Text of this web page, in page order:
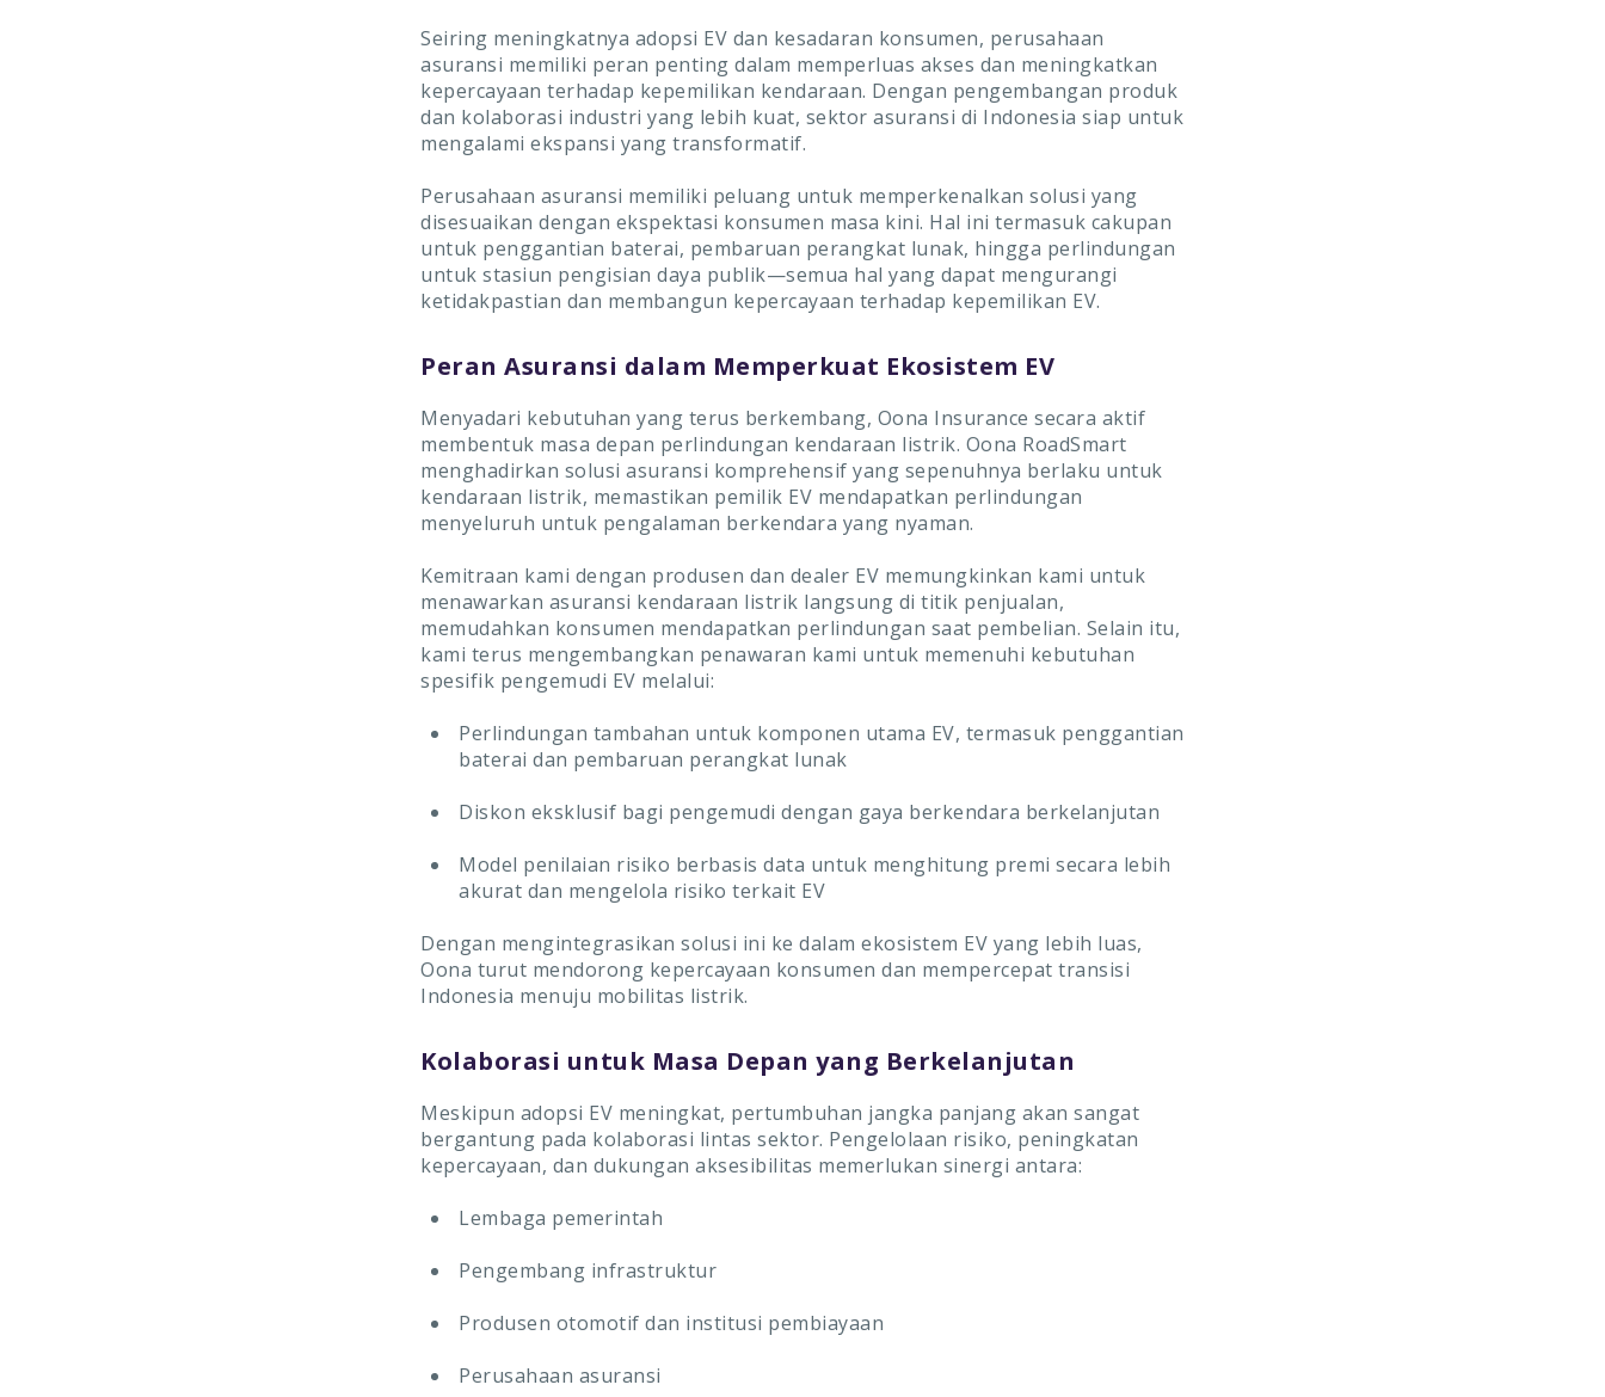
Seiring meningkatnya adopsi EV dan kesadaran konsumen, perusahaan
asuransi memiliki peran penting dalam memperluas akses dan meningkatkan
kepercayaan terhadap kepemilikan kendaraan. Dengan pengembangan produk
dan kolaborasi industri yang lebih kuat, sektor asuransi di Indonesia siap untuk
mengalami ekspansi yang transformatif.
Perusahaan asuransi memiliki peluang untuk memperkenalkan solusi yang
disesuaikan dengan ekspektasi konsumen masa kini. Hal ini termasuk cakupan
untuk penggantian baterai, pembaruan perangkat lunak, hingga perlindungan
untuk stasiun pengisian daya publik—semua hal yang dapat mengurangi
ketidakpastian dan membangun kepercayaan terhadap kepemilikan EV.
Peran Asuransi dalam Memperkuat Ekosistem EV
Menyadari kebutuhan yang terus berkembang, Oona Insurance secara aktif
membentuk masa depan perlindungan kendaraan listrik. Oona RoadSmart
menghadirkan solusi asuransi komprehensif yang sepenuhnya berlaku untuk
kendaraan listrik, memastikan pemilik EV mendapatkan perlindungan
menyeluruh untuk pengalaman berkendara yang nyaman.
Kemitraan kami dengan produsen dan dealer EV memungkinkan kami untuk
menawarkan asuransi kendaraan listrik langsung di titik penjualan,
memudahkan konsumen mendapatkan perlindungan saat pembelian. Selain itu,
kami terus mengembangkan penawaran kami untuk memenuhi kebutuhan
spesifik pengemudi EV melalui:
Perlindungan tambahan untuk komponen utama EV, termasuk penggantian
baterai dan pembaruan perangkat lunak
Diskon eksklusif bagi pengemudi dengan gaya berkendara berkelanjutan
Model penilaian risiko berbasis data untuk menghitung premi secara lebih
akurat dan mengelola risiko terkait EV
Dengan mengintegrasikan solusi ini ke dalam ekosistem EV yang lebih luas,
Oona turut mendorong kepercayaan konsumen dan mempercepat transisi
Indonesia menuju mobilitas listrik.
Kolaborasi untuk Masa Depan yang Berkelanjutan
Meskipun adopsi EV meningkat, pertumbuhan jangka panjang akan sangat
bergantung pada kolaborasi lintas sektor. Pengelolaan risiko, peningkatan
kepercayaan, dan dukungan aksesibilitas memerlukan sinergi antara:
Lembaga pemerintah
Pengembang infrastruktur
Produsen otomotif dan institusi pembiayaan
Perusahaan asuransi